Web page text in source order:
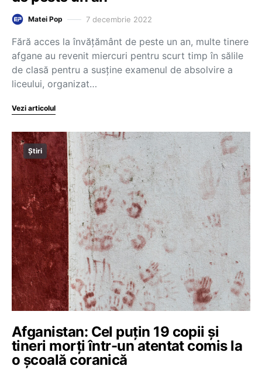
Matei Pop 7 decembrie 2022
Fără acces la învățământ de peste un an, multe tinere
afgane au revenit miercuri pentru scurt timp în sălile
de clasă pentru a susține examenul de absolvire a
liceului, organizat…
Vezi articolul
Știri
Afganistan: Cel puțin 19 copii și
tineri morți într-un atentat comis la
o școală coranică